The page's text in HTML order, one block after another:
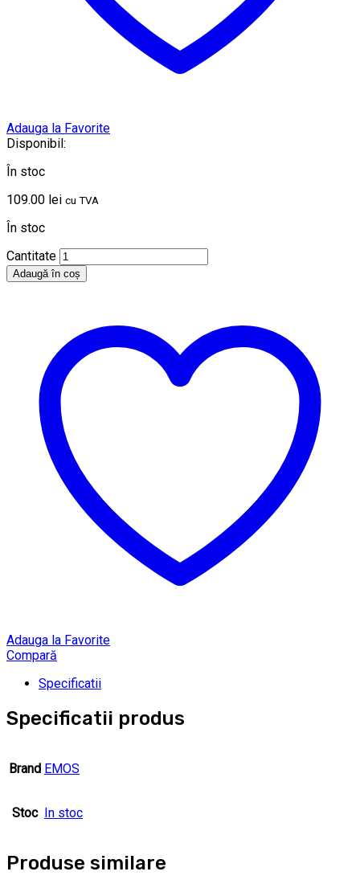
Adauga la Favorite
Disponibil:
În stoc
109.00 lei cu TVA
În stoc
Cantitate
Adaugă în coș
Adauga la Favorite
Compară
Specificatii
Specificatii produs
Brand EMOS
Stoc In stoc
Produse similare